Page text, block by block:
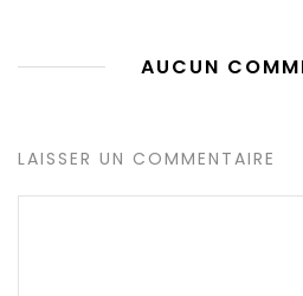
AUCUN
LAISSER UN COMMENTAIRE